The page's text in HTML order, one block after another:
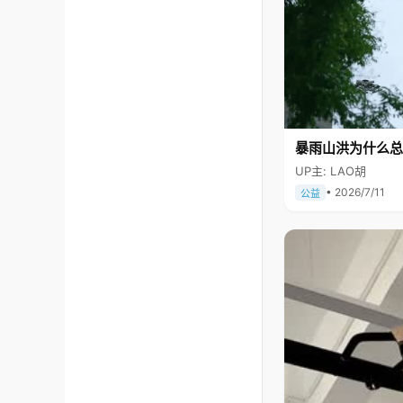
暴雨山洪为什么
UP主: LAO胡
公益 • 2026/7/11